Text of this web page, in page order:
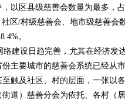
以区县级慈善会数量为最多，
区/村级慈善会、地市级慈善会
。
建设日趋完善，尤其在经济发
主要城市的慈善会系统已经从市
触及社区、村的层面，一张以
街道）慈善分会为依托、各村（